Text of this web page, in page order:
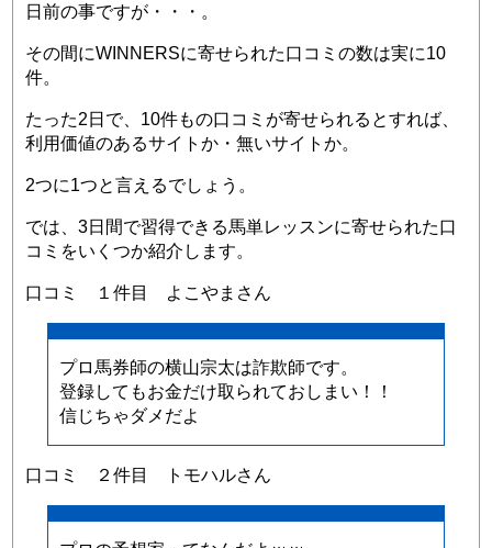
日前の事ですが・・・。
その間にWINNERSに寄せられた口コミの数は実に10
件。
たった2日で、10件もの口コミが寄せられるとすれば、
利用価値のあるサイトか・無いサイトか。
2つに1つと言えるでしょう。
では、3日間で習得できる馬単レッスンに寄せられた口
コミをいくつか紹介します。
口コミ １件目 よこやまさん
プロ馬券師の横山宗太は詐欺師です。
登録してもお金だけ取られておしまい！！
信じちゃダメだよ
口コミ ２件目 トモハルさん